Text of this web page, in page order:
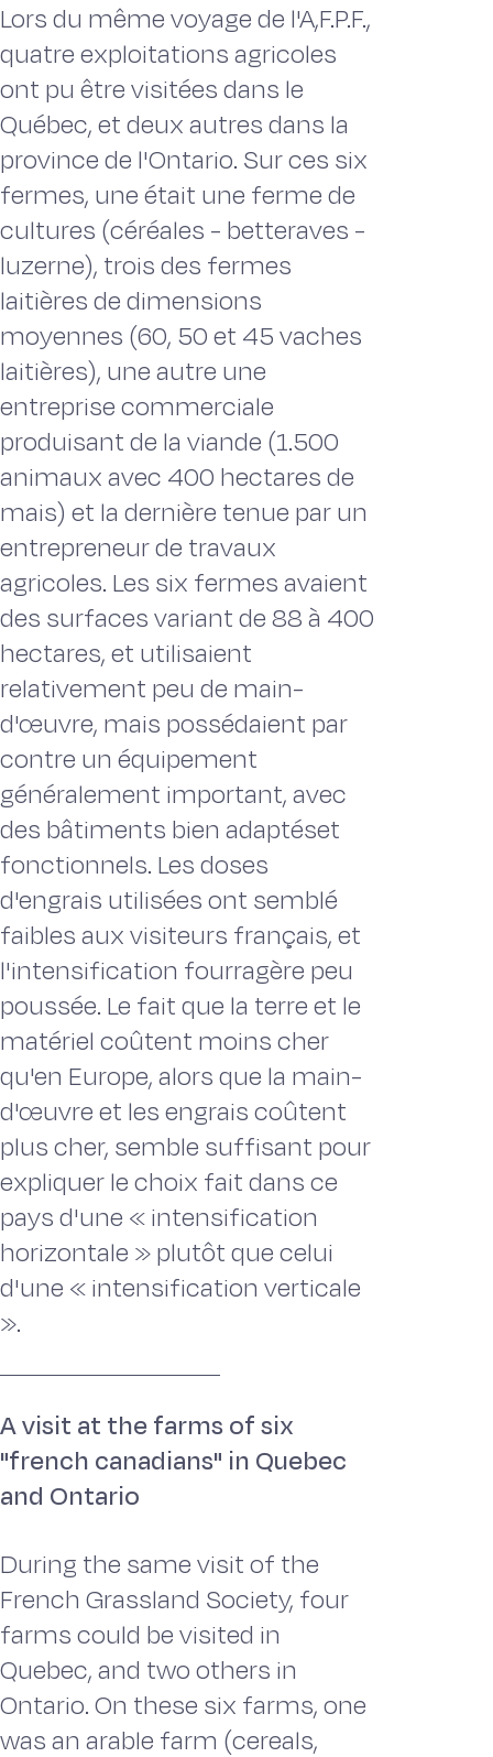
Lors du même voyage de l'A,F.P.F.,
quatre exploitations agricoles
ont pu être visitées dans le
Québec, et deux autres dans la
province de l'Ontario. Sur ces six
fermes, une était une ferme de
cultures (céréales - betteraves -
luzerne), trois des fermes
laitières de dimensions
moyennes (60, 50 et 45 vaches
laitières), une autre une
entreprise commerciale
produisant de la viande (1.500
animaux avec 400 hectares de
mais) et la dernière tenue par un
entrepreneur de travaux
agricoles. Les six fermes avaient
des surfaces variant de 88 à 400
hectares, et utilisaient
relativement peu de main-
d'œuvre, mais possédaient par
contre un équipement
généralement important, avec
des bâtiments bien adaptéset
fonctionnels. Les doses
d'engrais utilisées ont semblé
faibles aux visiteurs français, et
l'intensification fourragère peu
poussée. Le fait que la terre et le
matériel coûtent moins cher
qu'en Europe, alors que la main-
d'œuvre et les engrais coûtent
plus cher, semble suffisant pour
expliquer le choix fait dans ce
pays d'une « intensification
horizontale » plutôt que celui
d'une « intensification verticale
».
A visit at the farms of six
"french canadians" in Quebec
and Ontario
During the same visit of the
French Grassland Society, four
farms could be visited in
Quebec, and two others in
Ontario. On these six farms, one
was an arable farm (cereals,